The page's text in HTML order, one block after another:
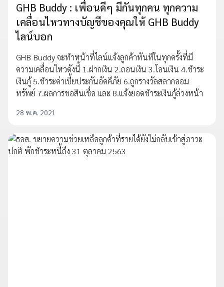
GHB Buddy : เพื่อนดีๆ มีกันทุกคน ทุกความ
เคลื่อนไหวทางบัญชีของคุณให้ GHB Buddy
ไลน์บอก
GHB Buddy จะทำหน้าที่ไลน์แจ้งลูกค้าทันทีในทุกครั้งที่มี
ความเคลื่อนไหวดังนี้ 1.ฝากเงิน 2.ถอนเงิน 3.โอนเงิน 4.ชำระ
เงินกู้ 5.ชำระค่าเบี้ยประกันอัคคีภัย 6.ถูกรางวัลสลากออม
ทรัพย์ 7.ผลการขอสินเชื่อ และ 8.แจ้งยอดชำระเงินกู้ล่วงหน้า
28 พ.ค. 2021